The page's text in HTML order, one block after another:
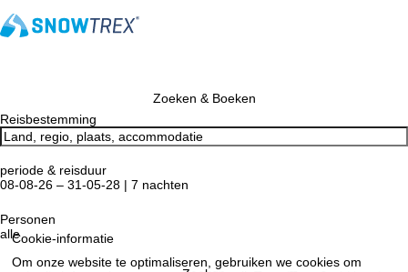
Cookie-informatie
Om onze website te optimaliseren, gebruiken we cookies om
Zoeken & Boeken
Reisbestemming
periode & reisduur
08-08-26 – 31-05-28 | 7 nachten
Personen
alle